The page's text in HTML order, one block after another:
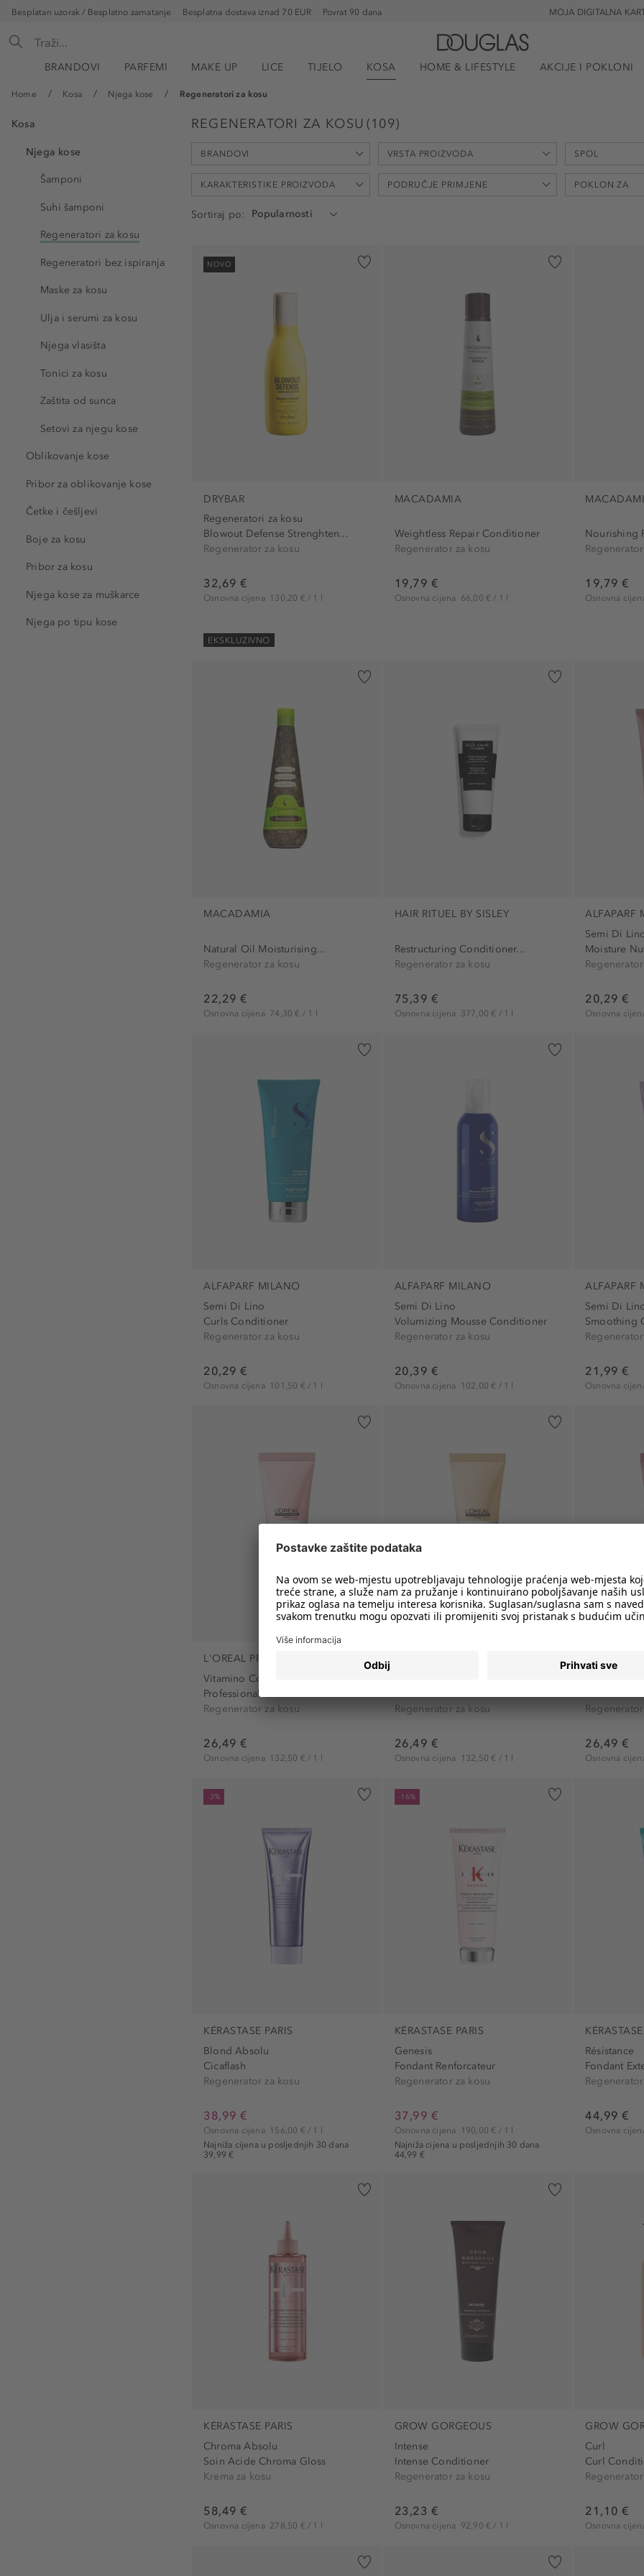
Besplatan uzorak / Besplatno zamatanje Besplatna dostava iznad 70 EUR Povrat 90 dana MOJA DIGITALNA
BRANDOVI PARFEMI MAKE UP LICE TIJELO KOSA HOME & LIFESTYLE AKCIJE I POKLONI
Home Kosa Njega kose Regeneratori za kosu
Kosa
Njega kose
Šamponi
Suhi šamponi
Regeneratori za kosu
Regeneratori bez ispiranja
Maske za kosu
Ulja i serumi za kosu
Njega vlasišta
Tonici za kosu
Zaštita od sunca
Setovi za njegu kose
Oblikovanje kose
Pribor za oblikovanje kose
Četke i češljevi
Boje za kosu
Pribor za kosu
Njega kose za muškarce
Njega po tipu kose
REGENERATORI ZA KOSU (109)
BRANDOVI
Ahava (2)
Augustinus Bader (2)
Douglas Collection (7)
Hair Rituel by Sisley (1)
Leonor Greyl (4)
LolaVie (4)
Macadamia (4)
MOROCCANOIL (8)
OLAPLEX (2)
Rituals (3)
Wella Professionals (5)
VRSTA PROIZVODA
Tretman za kosu (1)
Šampon za bradu (1)
SPOL
KARAKTERISTIKE PROIZVODA
bez amonijaka (2)
bez parafina (2)
bez pigmenata i boja (2)
bez silikona (12)
ne sadrži laktozu (2)
ne sadrži sulfate (11)
nije testirano na životinjama (1)
PH neutralan (1)
veganski (7)
PODRUČJE PRIMJENE POKLON ZA
Sortiraj po
NOVO
DRYBAR
Regeneratori za kosu
Blowout Defense Strenghten...
Regenerator za kosu
32,69 €
Osnovna cijena 130,20 € / 1 l
EKSKLUZIVNO
MACADAMIA
Weightless Repair Conditioner
Regenerator za kosu
19,79 €
Osnovna cijena 66,00 € / 1 l
Nourishing
19,79 €
Osnovna
MACADAMIA
Natural Oil Moisturising...
Regenerator za kosu
22,29 €
Osnovna cijena 74,30 € / 1 l
HAIR RITUEL BY SISLEY
Restructuring Conditioner...
Regenerator za kosu
75,39 €
Osnovna cijena 377,00 € / 1 l
ALFAPARF
Semi Di
Moisture
20,29 €
Osnovna
ALFAPARF MILANO
Semi Di Lino
Curls Conditioner
Regenerator za kosu
20,29 €
Osnovna cijena 101,50 € / 1 l
ALFAPARF MILANO
Semi Di Lino
Volumizing Mousse Conditioner
Regenerator za kosu
20,39 €
Osnovna cijena 102,00 € / 1 l
ALFAPARF
Semi Di
Smoothing
21,99 €
Osnovna
L'OREAL PROFESSIONNEL PARIS
Vitamino Color
Professional Conditioner...
Regenerator za kosu
26,49 €
Osnovna cijena 132,50 € / 1 l
Regenerator za kosu
26,49 €
Osnovna cijena 132,50 € / 1 l
L'OREAL
26,49 €
Osnovna
-3%
KÉRASTASE PARIS
Blond Absolu
Cicaflash
Regenerator za kosu
38,99 €
Najniža cijena u posljednjih 30 dana
39,99 €
Osnovna cijena 156,00 € / 1 l
-16%
KÉRASTASE PARIS
Genesis
Fondant Renforcateur
Regenerator za kosu
37,99 €
Najniža cijena u posljednjih 30 dana
44,99 €
Osnovna cijena 190,00 € / 1 l
Résistance
Fondant
44,99 €
Osnovna
KÉRASTASE PARIS
Chroma Absolu
Soin Acide Chroma Gloss
Krema za kosu
58,49 €
Osnovna cijena 278,50 € / 1 l
GROW GORGEOUS
Intense
Intense Conditioner
Regenerator za kosu
23,23 €
Osnovna cijena 92,90 € / 1 l
GROW
Curl
Curl
21,10 €
Osnovna